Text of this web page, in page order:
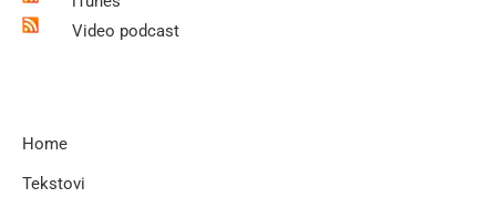
Video podcast
Home
Tekstovi